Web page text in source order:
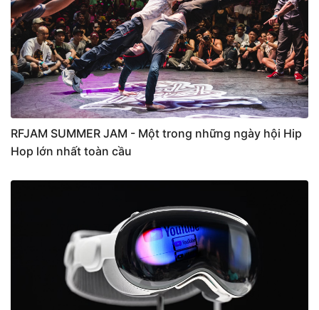
RFJAM SUMMER JAM - Một trong những ngày hội Hip
Hop lớn nhất toàn cầu